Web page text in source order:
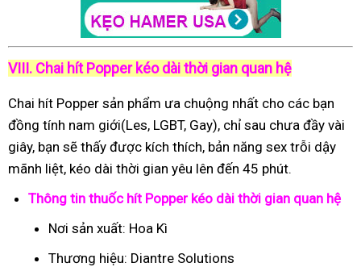
VIII. Chai hít Popper kéo dài thời gian quan hệ
Chai hít Popper sản phẩm ưa chuộng nhất cho các bạn
đồng tính nam giới(Les, LGBT, Gay), chỉ sau chưa đầy vài
giây, bạn sẽ thấy được kích thích, bản năng sex trỗi dậy
mãnh liệt, kéo dài thời gian yêu lên đến 45 phút.
Thông tin thuốc hít Popper kéo dài thời gian quan hệ
Nơi sản xuất: Hoa Kì
Thương hiệu: Diantre Solutions